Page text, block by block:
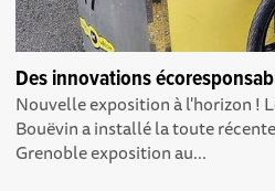
Des innovations
Nouvelle exposition à l'horizon !
Bouëvin a installé la toute
Grenoble exposition au...